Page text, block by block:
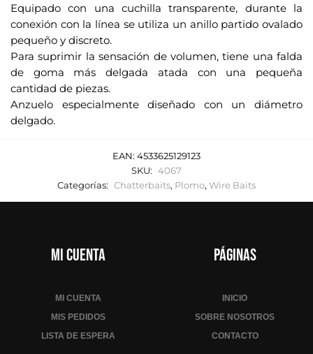
Equipado con una cuchilla transparente, durante la
conexión con la línea se utiliza un anillo partido ovalado
pequeño y discreto.
Para suprimir la sensación de volumen, tiene una falda
de goma más delgada atada con una pequeña
cantidad de piezas.
Anzuelo especialmente diseñado con un diámetro
delgado.
EAN: 4533625129123
SKU: 4067
Categorías: Chatterbaits, Plomo, Wire Baits
Mi cuenta
MI CUENTA
MIS PEDIDOS
LISTA DE ESPERA
Páginas
INICIO
SOBRE NOSOTROS
CONTACTO